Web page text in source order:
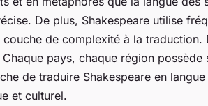
De plus, Shakespeare utilise
de complexité à la traduction.
Chaque pays, chaque région
de traduire Shakespeare en
et culturel.